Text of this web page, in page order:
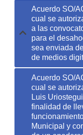
Acuerdo SO/
cual se
a las
para el
sea enviada
de medios
Acuerdo SO/
cual se
Luis
finalidad de
Municipal y